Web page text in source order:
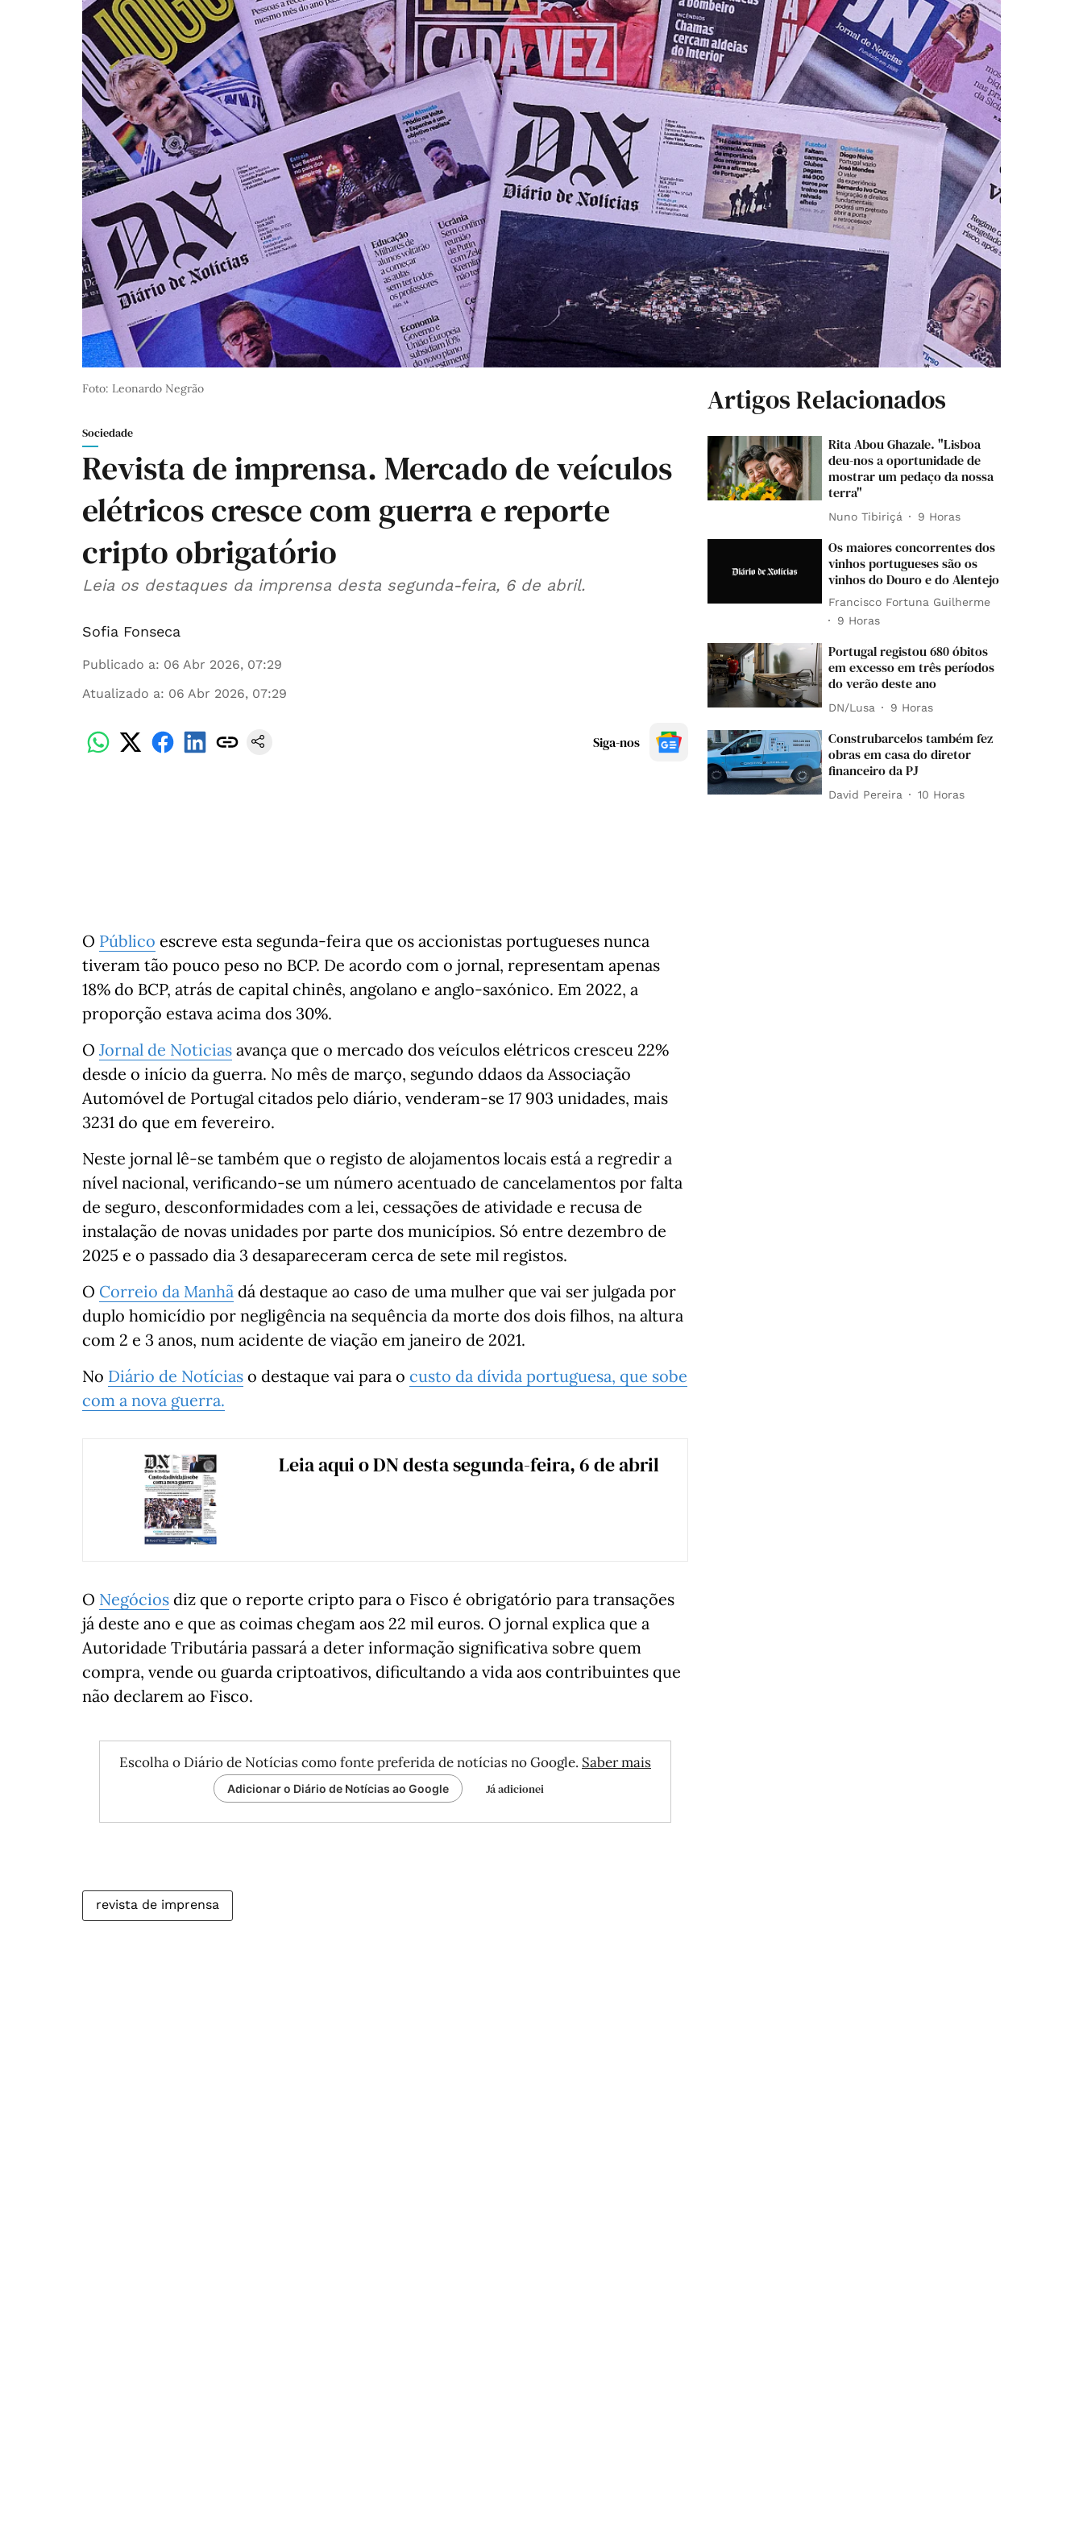
Foto: Leonardo Negrão
Sociedade
Revista de imprensa. Mercado de veículos
elétricos cresce com guerra e reporte
cripto obrigatório
Leia os destaques da imprensa desta segunda-feira, 6 de abril.
Sofia Fonseca
Publicado a: 06 Abr 2026, 07:29
Atualizado a: 06 Abr 2026, 07:29
Siga-nos
O Público escreve esta segunda-feira que os accionistas portugueses nunca
tiveram tão pouco peso no BCP. De acordo com o jornal, representam apenas
18% do BCP, atrás de capital chinês, angolano e anglo-saxónico. Em 2022, a
proporção estava acima dos 30%.
O Jornal de Noticias avança que o mercado dos veículos elétricos cresceu 22%
desde o início da guerra. No mês de março, segundo ddaos da Associação
Automóvel de Portugal citados pelo diário, venderam-se 17 903 unidades, mais
3231 do que em fevereiro.
Neste jornal lê-se também que o registo de alojamentos locais está a regredir a
nível nacional, verificando-se um número acentuado de cancelamentos por falta
de seguro, desconformidades com a lei, cessações de atividade e recusa de
instalação de novas unidades por parte dos municípios. Só entre dezembro de
2025 e o passado dia 3 desapareceram cerca de sete mil registos.
O Correio da Manhã dá destaque ao caso de uma mulher que vai ser julgada por
duplo homicídio por negligência na sequência da morte dos dois filhos, na altura
com 2 e 3 anos, num acidente de viação em janeiro de 2021.
No Diário de Notícias o destaque vai para o custo da dívida portuguesa, que sobe
com a nova guerra.
Leia aqui o DN desta segunda-feira, 6 de abril
O Negócios diz que o reporte cripto para o Fisco é obrigatório para transações
já deste ano e que as coimas chegam aos 22 mil euros. O jornal explica que a
Autoridade Tributária passará a deter informação significativa sobre quem
compra, vende ou guarda criptoativos, dificultando a vida aos contribuintes que
não declarem ao Fisco.
Escolha o Diário de Notícias como fonte preferida de notícias no Google. Saber mais
Adicionar o Diário de Notícias ao Google Já adicionei
revista de imprensa
Artigos Relacionados
Rita Abou Ghazale. "Lisboa
deu-nos a oportunidade de
mostrar um pedaço da nossa
terra"
Nuno Tibiriçá 9 Horas
Os maiores concorrentes dos
vinhos portugueses são os
vinhos do Douro e do Alentejo
Francisco Fortuna Guilherme
9 Horas
Portugal registou 680 óbitos
em excesso em três períodos
do verão deste ano
DN/Lusa 9 Horas
Construbarcelos também fez
obras em casa do diretor
financeiro da PJ
David Pereira 10 Horas